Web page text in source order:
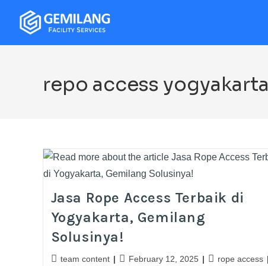
repo access yogyakarta
Jasa Rope Access Terbaik di
Yogyakarta, Gemilang
Solusinya!
team content February 12, 2025
rope access